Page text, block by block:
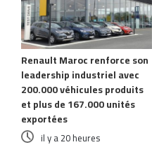
Renault Maroc renforce son
leadership industriel avec
200.000 véhicules produits
et plus de 167.000 unités
exportées
il y a 20 heures